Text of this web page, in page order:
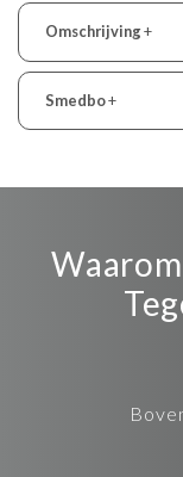
Omschrijving+
Smedbo+